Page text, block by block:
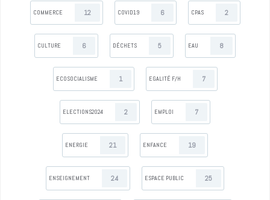
COMMERCE 12 COVID19 6 CPAS 2
CULTURE 6 DÉCHETS 5 EAU 8
ECOSOCIALISME 1 EGALITÉ F/H 7
ELECTIONS2024 2 EMPLOI 7
ENERGIE 21 ENFANCE 19
ENSEIGNEMENT 24 ESPACE PUBLIC 25